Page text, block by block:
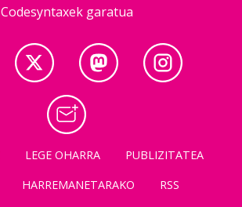
Codesyntaxek garatua
LEGE OHARRA
PUBLIZITATEA
HARREMANETARAKO RSS